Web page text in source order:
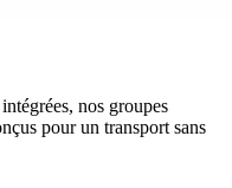
nos groupes
pour un transport sans